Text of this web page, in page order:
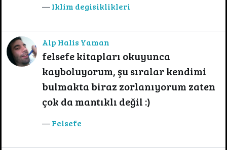
Iklim degisiklikleri
Alp Halis Yaman
felsefe kitapları okuyunca
kayboluyorum, şu sıralar kendimi
bulmakta biraz zorlanıyorum zaten
çok da mantıklı değil :)
Felsefe